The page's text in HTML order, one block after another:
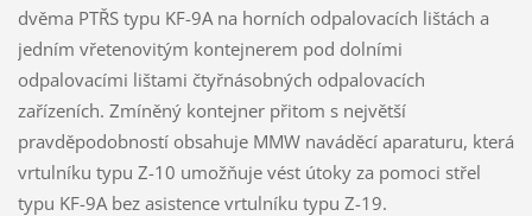
dvěma PTŘS typu KF-9A na horních odpalovacích lištách a
jedním vřetenovitým kontejnerem pod dolními
odpalovacími lištami čtyřnásobných odpalovacích
zařízeních. Zmíněný kontejner přitom s největší
pravděpodobností obsahuje MMW naváděcí aparaturu, která
vrtulníku typu Z-10 umožňuje vést útoky za pomoci střel
typu KF-9A bez asistence vrtulníku typu Z-19.